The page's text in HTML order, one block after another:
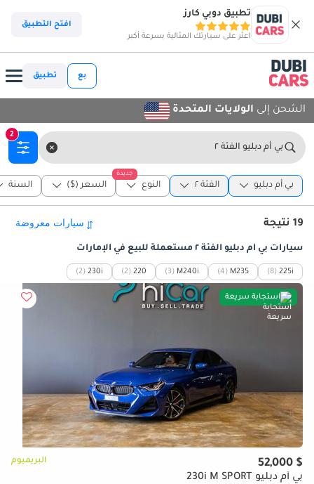
تطبيق دوبي كارز
اعثر على سيارتك المثالية بسرعة أكبر
افتح التطبيق
بع تطبيق
الشحن إلى الولايات المتحدة
بي أم دبليو الفئة ٢
2
بي أم دبليو الفئة ٢
جديدة
النوع السعر ($) السنة
19 نتيجة
سيارات بي أم دبليو الفئة ٢ مستعملة للبيع في الإمارات
225i
(8)
M235
(4)
M240i
(3)
220
(2)
230i
(2)
استجابة سريعة
$ 52,000 البريميوم
بي أم دبليو 230i M SPORT